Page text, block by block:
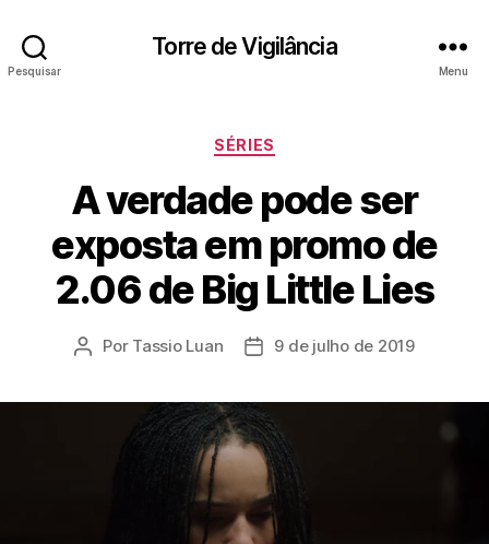
Pesquisar
Torre de Vigilância
Menu
Categorias
SÉRIES
A verdade pode ser
exposta em promo de
2.06 de Big Little Lies
Autor
Por Tassio Luan
Data9 de julho de 2019